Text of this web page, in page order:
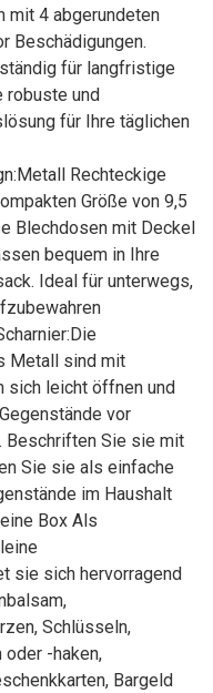
mit 4 abgerundeten
Beschädigungen.
für langfristige
robuste und
für Ihre täglichen
Rechteckige
Größe von 9,5
Blechdosen mit Deckel
bequem in Ihre
Ideal für unterwegs,
Metall sind mit
sich leicht öffnen und
vor
Beschriften Sie sie mit
Sie sie als einfache
im Haushalt
Box Als
sie sich hervorragend
Schlüsseln,
oder -haken,
Bargeld